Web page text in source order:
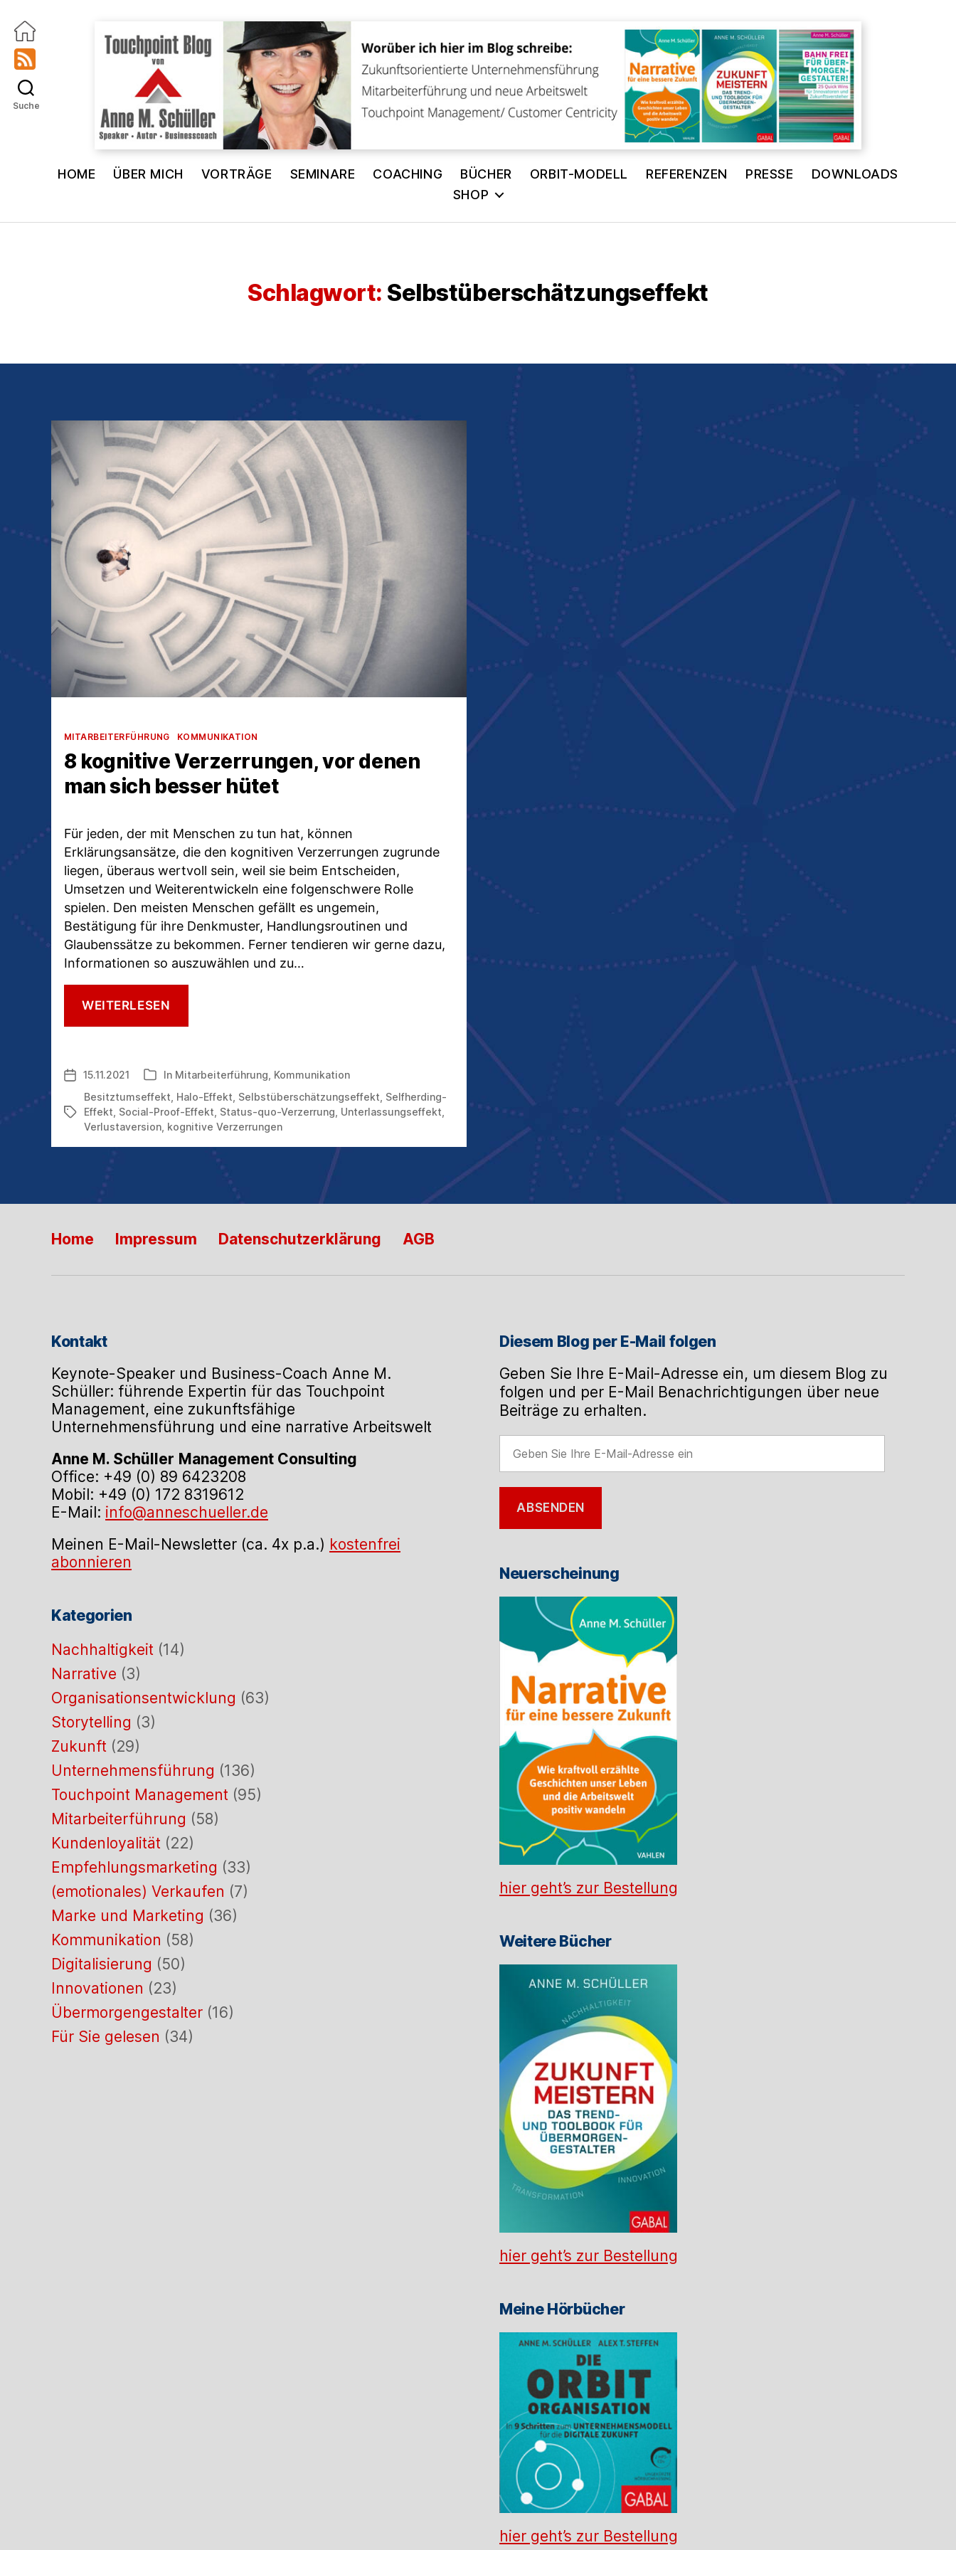
Touchpoint
Blog
HOME ÜBER MICH VORTRÄGE SEMINARE COACHING BÜCHER ORBIT-MODELL REFERENZEN PRESSE
DOWNLOADS
SHOP
Suche
Schlagwort: Selbstüberschätzungseffekt
Kategorien
MITARBEITERFÜHRUNG KOMMUNIKATION
8 kognitive Verzerrungen, vor denen
man sich besser hütet
Für jeden, der mit Menschen zu tun hat, können
Erklärungsansätze, die den kognitiven Verzerrungen zugrunde
liegen, überaus wertvoll sein, weil sie beim Entscheiden,
Umsetzen und Weiterentwickeln eine folgenschwere Rolle
spielen. Den meisten Menschen gefällt es ungemein,
Bestätigung für ihre Denkmuster, Handlungsroutinen und
Glaubenssätze zu bekommen. Ferner tendieren wir gerne dazu,
Informationen so auszuwählen und zu…
WEITERLESEN
MAN
SICH
BESSER
HÜTET
Veröffentlichungsdatum
15.11.2021 Kategorien
In Mitarbeiterführung Kommunikation
Schlagwörter
Besitztumseffekt Halo-Effekt Selbstüberschätzungseffekt Selfherding-
Effekt Social-Proof-Effekt Status-quo-Verzerrung Unterlassungseffekt
Verlustaversion kognitive Verzerrungen
Home Impressum Datenschutzerklärung AGB
Kontakt
Keynote-Speaker und Business-Coach Anne M.
Schüller: führende Expertin für das Touchpoint
Management, eine zukunftsfähige
Unternehmensführung und eine narrative Arbeitswelt
Anne M. Schüller Management Consulting
Office: +49 (0) 89 6423208
Mobil: +49 (0) 172 8319612
E-Mail: info@anneschueller.de
Meinen E-Mail-Newsletter (ca. 4x p.a.) kostenfrei
abonnieren
Kategorien
Nachhaltigkeit (14)
Narrative (3)
Organisationsentwicklung (63)
Storytelling (3)
Zukunft (29)
Unternehmensführung (136)
Touchpoint Management (95)
Mitarbeiterführung (58)
Kundenloyalität (22)
Empfehlungsmarketing (33)
(emotionales) Verkaufen (7)
Marke und Marketing (36)
Kommunikation (58)
Digitalisierung (50)
Innovationen (23)
Übermorgengestalter (16)
Für Sie gelesen (34)
Diesem Blog per E-Mail folgen
Geben Sie Ihre E-Mail-Adresse ein, um diesem Blog zu
folgen und per E-Mail Benachrichtigungen über neue
Beiträge zu erhalten.
ABSENDEN
Neuerscheinung
hier geht’s zur Bestellung
Weitere Bücher
hier geht’s zur Bestellung
Meine Hörbücher
hier geht’s zur Bestellung